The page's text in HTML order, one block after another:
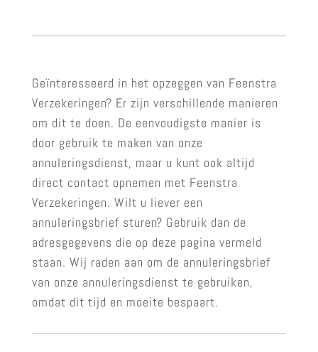
Geïnteresseerd in het opzeggen van Feenstra
Verzekeringen? Er zijn verschillende manieren
om dit te doen. De eenvoudigste manier is
door gebruik te maken van onze
annuleringsdienst, maar u kunt ook altijd
direct contact opnemen met Feenstra
Verzekeringen. Wilt u liever een
annuleringsbrief sturen? Gebruik dan de
adresgegevens die op deze pagina vermeld
staan. Wij raden aan om de annuleringsbrief
van onze annuleringsdienst te gebruiken,
omdat dit tijd en moeite bespaart.